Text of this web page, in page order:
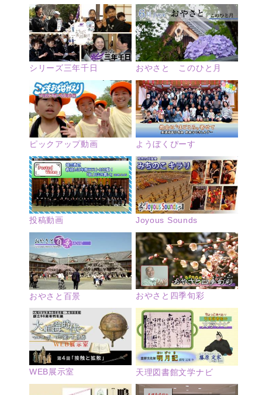
シリーズ三年千日 おやさと このひと月
ピックアップ動画 ようぼくぴーす
投稿動画 Joyous Sounds
おやさと百景 おやさと四季旬彩
WEB展示室 天理図書館文学ナビ